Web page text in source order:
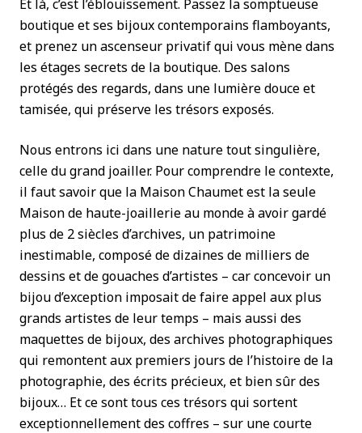
Et là, c’est l’éblouissement. Passez la somptueuse
boutique et ses bijoux contemporains flamboyants,
et prenez un ascenseur privatif qui vous mène dans
les étages secrets de la boutique. Des salons
protégés des regards, dans une lumière douce et
tamisée, qui préserve les trésors exposés.
Nous entrons ici dans une nature tout singulière,
celle du grand joailler. Pour comprendre le contexte,
il faut savoir que la Maison Chaumet est la seule
Maison de haute-joaillerie au monde à avoir gardé
plus de 2 siècles d’archives, un patrimoine
inestimable, composé de dizaines de milliers de
dessins et de gouaches d’artistes – car concevoir un
bijou d’exception imposait de faire appel aux plus
grands artistes de leur temps – mais aussi des
maquettes de bijoux, des archives photographiques
qui remontent aux premiers jours de l’histoire de la
photographie, des écrits précieux, et bien sûr des
bijoux… Et ce sont tous ces trésors qui sortent
exceptionnellement des coffres – sur une courte